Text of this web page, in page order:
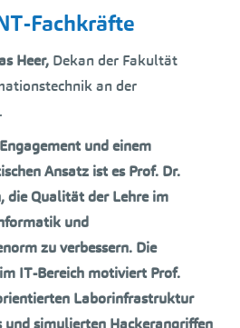
Fachkräfte
Heer, Dekan der Fakultät
an der
.
und einem
Ansatz ist es Prof. Dr.
die Qualität der Lehre im
und
zu verbessern. Die
IT-Bereich motiviert Prof.
Laborinfrastruktur
und simulierten Hackerangriffen